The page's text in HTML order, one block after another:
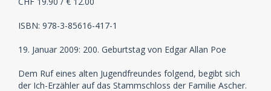
ISBN: 978-3-85616-417-1
19. Januar 2009: 200. Geburtstag von Edgar Allan Poe
Dem Ruf eines alten Jugendfreundes folgend, begibt sich
der Ich-Erzähler auf das Stammschloss der Familie Ascher.